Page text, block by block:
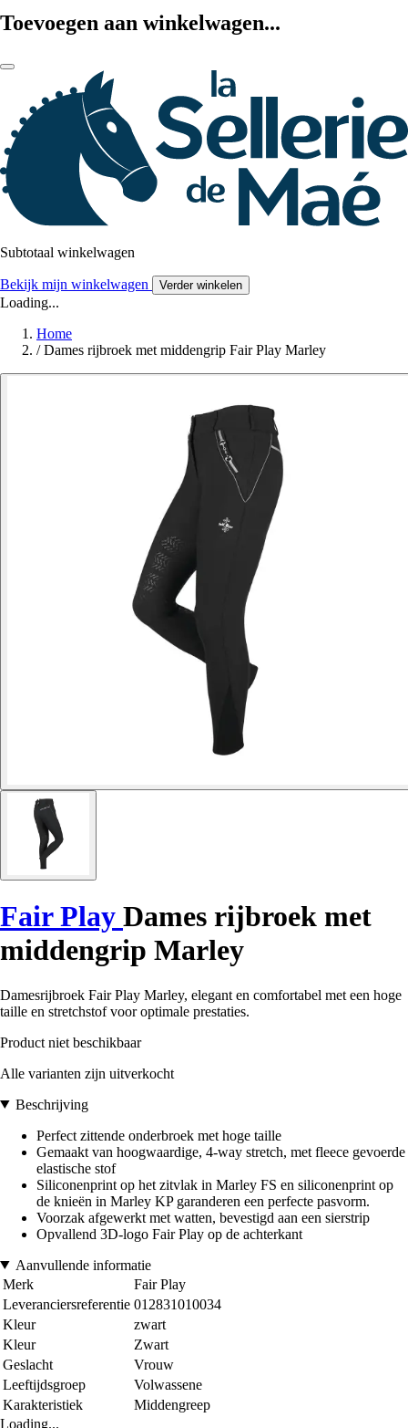
Toevoegen aan winkelwagen...
Subtotaal winkelwagen
Bekijk mijn winkelwagen Verder winkelen
Loading...
Home
/ Dames rijbroek met middengrip Fair Play Marley
Fair Play Dames rijbroek met
middengrip Marley
Damesrijbroek Fair Play Marley, elegant en comfortabel met een hoge
taille en stretchstof voor optimale prestaties.
Product niet beschikbaar
Alle varianten zijn uitverkocht
Beschrijving
Perfect zittende onderbroek met hoge taille
Gemaakt van hoogwaardige, 4-way stretch, met fleece gevoerde
elastische stof
Siliconenprint op het zitvlak in Marley FS en siliconenprint op
de knieën in Marley KP garanderen een perfecte pasvorm.
Voorzak afgewerkt met watten, bevestigd aan een sierstrip
Opvallend 3D-logo Fair Play op de achterkant
Aanvullende informatie
Merk
Fair Play
Leveranciersreferentie 012831010034
Kleur
zwart
Kleur
Zwart
Geslacht
Vrouw
Leeftijdsgroep
Volwassene
Karakteristiek
Middengreep
Loading...